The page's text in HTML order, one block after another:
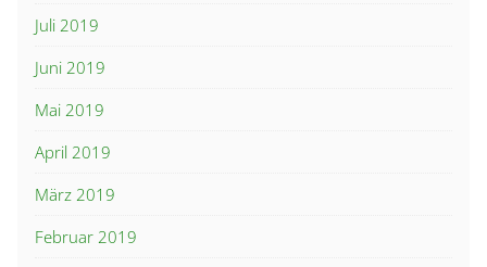
Juli 2019
Juni 2019
Mai 2019
April 2019
März 2019
Februar 2019